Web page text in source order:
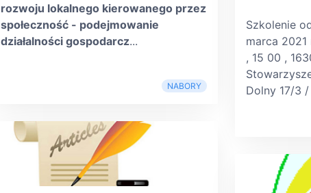
rozwoju lokalnego kierowanego przez
społeczność - podejmowanie
działalności gospodarcz...
NABORY
Szkolenie
marca
, 15 00 ,
Dolny 17/3